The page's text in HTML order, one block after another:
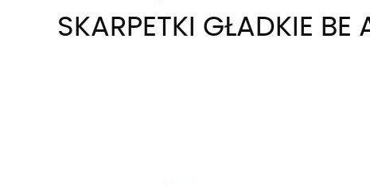
SKARPETKI GŁADKIE BE